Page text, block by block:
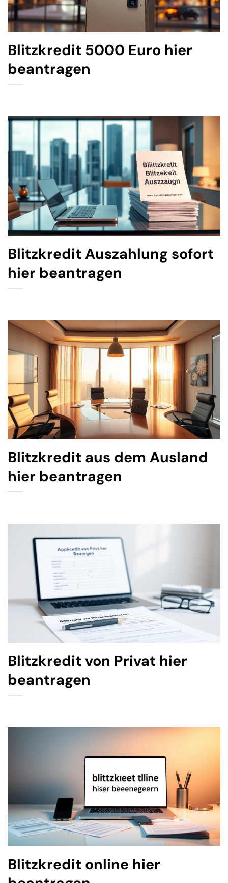
Blitzkredit 5000 Euro hier
beantragen
Blitzkredit Auszahlung sofort
hier beantragen
Blitzkredit aus dem Ausland
hier beantragen
Blitzkredit von Privat hier
beantragen
Blitzkredit online hier